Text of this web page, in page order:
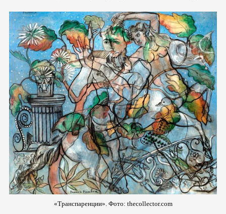
«Транспаренции». Фото: thecollector.com